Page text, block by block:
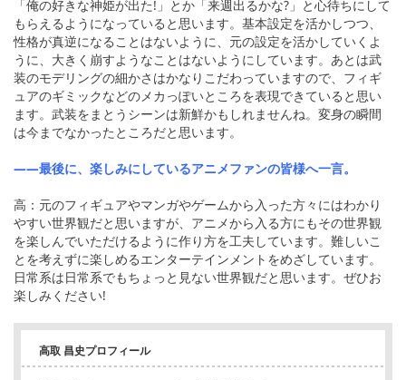
「俺の好きな神姫が出た!」とか「来週出るかな?」と心待ちにして
もらえるようになっていると思います。基本設定を活かしつつ、
性格が真逆になることはないように、元の設定を活かしていくよ
うに、大きく崩すようなことはないようにしています。あとは武
装のモデリングの細かさはかなりこだわっていますので、フィギ
ュアのギミックなどのメカっぽいところを表現できていると思い
ます。武装をまとうシーンは新鮮かもしれませんね。変身の瞬間
は今までなかったところだと思います。
――最後に、楽しみにしているアニメファンの皆様へ一言。
高：元のフィギュアやマンガやゲームから入った方々にはわかり
やすい世界観だと思いますが、アニメから入る方にもその世界観
を楽しんでいただけるように作り方を工夫しています。難しいこ
とを考えずに楽しめるエンターテインメントをめざしています。
日常系は日常系でもちょっと見ない世界観だと思います。ぜひお
楽しみください!
高取 昌史プロフィール